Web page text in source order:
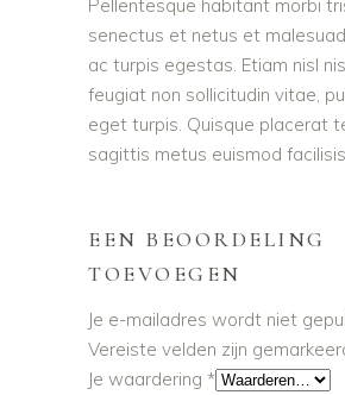
Pellentesque habitant morbi
senectus et netus et
ac turpis egestas. Etiam nisl
feugiat non sollicitudin vitae,
eget turpis. Quisque placerat
sagittis metus euismod facilisis.
EEN BEOORDELING
TOEVOEGEN
Je e-mailadres wordt niet
Vereiste velden zijn
Je waardering *